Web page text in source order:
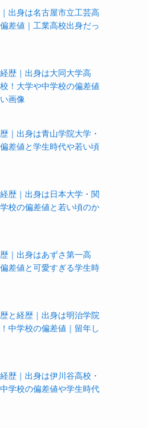
出身は名古屋市立工芸高
差値｜工業高校出身だっ
歴｜出身は大同大学高
！大学や中学校の偏差値
画像
｜出身は青山学院大学・
差値と学生時代や若い頃
歴｜出身は日本大学・関
校の偏差値と若い頃のか
｜出身はあずさ第一高
差値と可愛すぎる学生時
と経歴｜出身は明治学院
中学校の偏差値｜留年し
歴｜出身は伊川谷高校・
学校の偏差値や学生時代